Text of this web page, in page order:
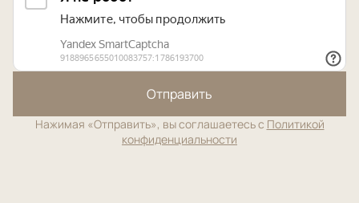
Отправить
Нажимая «Отправить», вы соглашаетесь с Политикой
конфиденциальности